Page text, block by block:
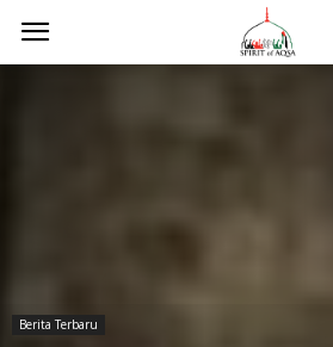
Berita Terbaru